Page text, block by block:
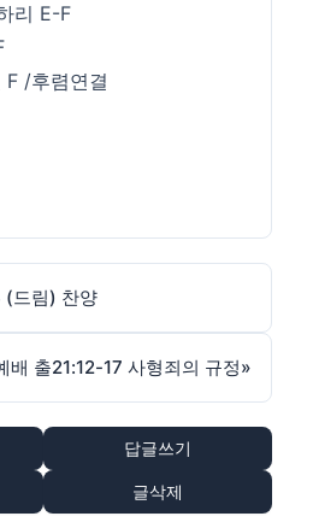
리 E-F
/후렴연결
(드림) 찬양
배 출21:12-17 사형죄의 규정»
답글쓰기
글삭제